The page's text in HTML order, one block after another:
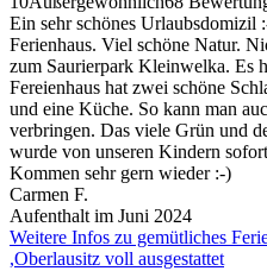
Ein sehr schönes Urlaubsdomizil
Ferienhaus. Viel schöne Natur.
zum Saurierpark Kleinwelka. Es
Fereienhaus hat zwei schöne
und eine Küche. So kann man
verbringen. Das viele Grün und
wurde von unseren Kindern
Kommen sehr gern wieder :-)
Carmen F.
Aufenthalt im Juni 2024
Weitere Infos zu gemütliches
,Oberlausitz voll ausgestattet